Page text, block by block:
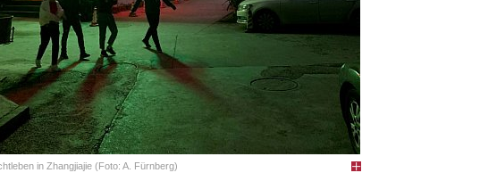
in Zhangjiajie (Foto: A. Fürnberg)